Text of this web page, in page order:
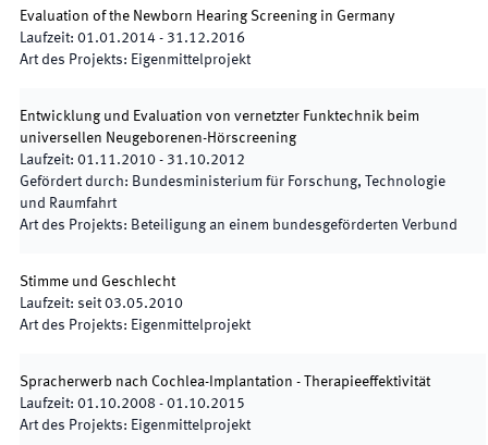
Evaluation of the Newborn Hearing Screening in Germany
Laufzeit: 01.01.2014 - 31.12.2016
Art des Projekts: Eigenmittelprojekt
Entwicklung und Evaluation von vernetzter Funktechnik beim
universellen Neugeborenen-Hörscreening
Laufzeit: 01.11.2010 - 31.10.2012
Gefördert durch: Bundesministerium für Forschung, Technologie
und Raumfahrt
Art des Projekts: Beteiligung an einem bundesgeförderten Verbund
Stimme und Geschlecht
Laufzeit: seit 03.05.2010
Art des Projekts: Eigenmittelprojekt
Spracherwerb nach Cochlea-Implantation - Therapieeffektivität
Laufzeit: 01.10.2008 - 01.10.2015
Art des Projekts: Eigenmittelprojekt